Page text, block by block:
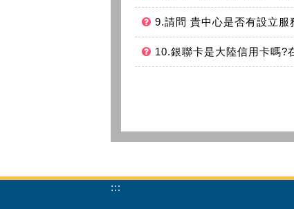
9.請問 貴中心是否有設立服
10.銀聯卡是大陸信用卡嗎?
:::